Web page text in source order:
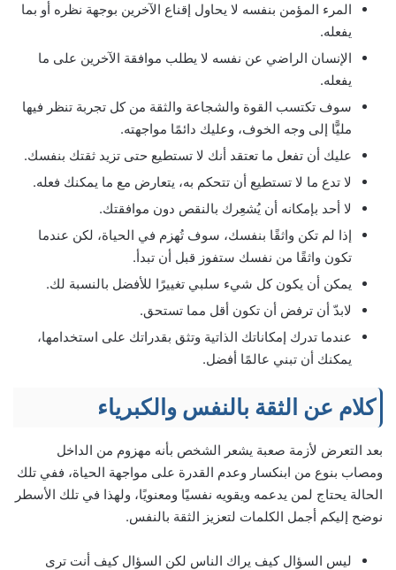
المرء المؤمن بنفسه لا يحاول إقناع الآخرين بوجهة نظره أو بما
يفعله.
الإنسان الراضي عن نفسه لا يطلب موافقة الآخرين على ما
يفعله.
سوف تكتسب القوة والشجاعة والثقة من كل تجربة تنظر فيها
مليًّا إلى وجه الخوف، وعليك دائمًا مواجهته.
عليك أن تفعل ما تعتقد أنك لا تستطيع حتى تزيد ثقتك بنفسك.
لا تدع ما لا تستطيع أن تتحكم به، يتعارض مع ما يمكنك فعله.
لا أحد بإمكانه أن يُشعِرك بالنقص دون موافقتك.
إذا لم تكن واثقًا بنفسك، سوف تُهزم في الحياة، لكن عندما
تكون واثقًا من نفسك ستفوز قبل أن تبدأ.
يمكن أن يكون كل شيء سلبي تغييرًا للأفضل بالنسبة لك.
لابدّ أن ترفض أن تكون أقل مما تستحق.
عندما تدرك إمكاناتك الذاتية وتثق بقدراتك على استخدامها،
يمكنك أن تبني عالمًا أفضل.
كلام عن الثقة بالنفس والكبرياء
بعد التعرض لأزمة صعبة يشعر الشخص بأنه مهزوم من الداخل
ومصاب بنوع من ابنكسار وعدم القدرة على مواجهة الحياة، ففي تلك
الحالة يحتاج لمن يدعمه ويقويه نفسيًا ومعنويًا، ولهذا في تلك الأسطر
نوضح إليكم أجمل الكلمات لتعزيز الثقة بالنفس.
ليس السؤال كيف يراك الناس لكن السؤال كيف أنت ترى